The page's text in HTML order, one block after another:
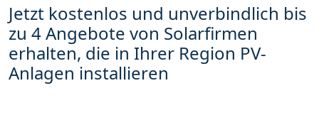
Jetzt kostenlos und unverbindlich bis
zu 4 Angebote von Solarfirmen
erhalten, die in Ihrer Region PV-
Anlagen installieren